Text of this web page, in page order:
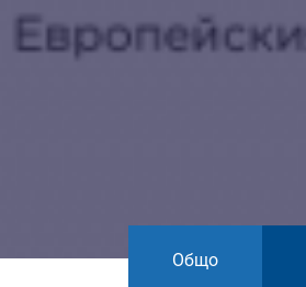
Общо